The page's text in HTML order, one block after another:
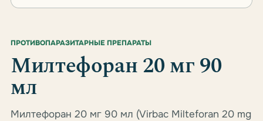
ПРОТИВОПАРАЗИТАРНЫЕ ПРЕПАРАТЫ
Милтефоран 20 мг 90
мл
Милтефоран 20 мг 90 мл (Virbac Milteforan 20 mg